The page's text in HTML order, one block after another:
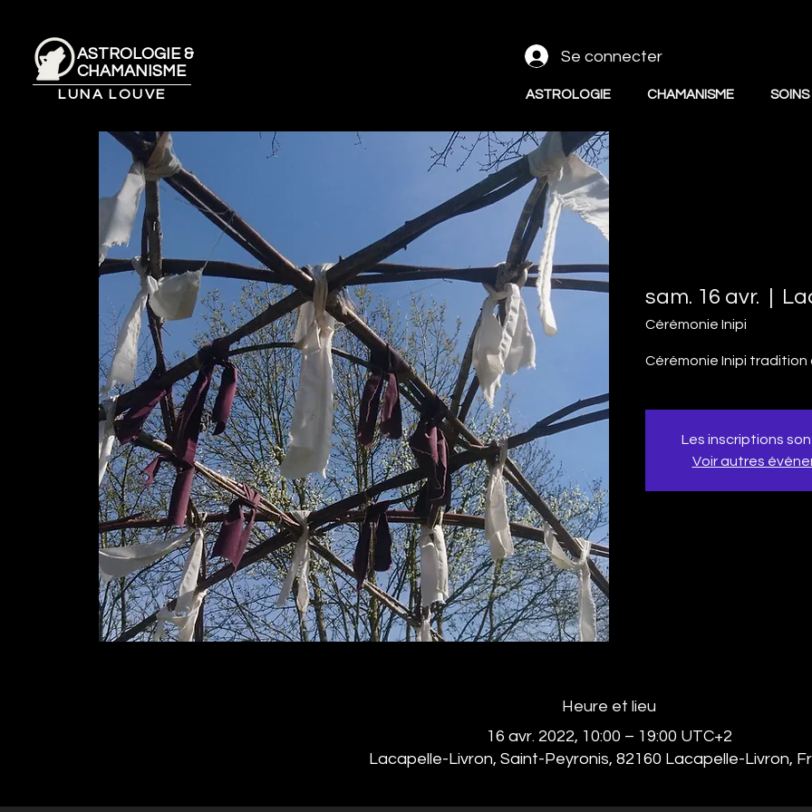
ASTROLOGIE &
CHAMANISME
LUNA LOUVE
Se connecter
ASTROLOGIE CHAMANISME SOINS
sam. 16 avr.
Cérémonie Inipi
Cérémonie Inipi
Les inscriptions
Voir autres
Heure et lieu
16 avr. 2022, 10:00 – 19:00 UTC+2
Lacapelle-Livron, Saint-Peyronis, 82160 Lacapelle-Livron,